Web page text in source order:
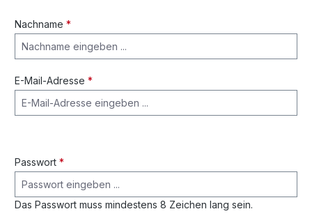
Nachname *
E-Mail-Adresse *
Passwort *
Das Passwort muss mindestens 8 Zeichen lang sein.